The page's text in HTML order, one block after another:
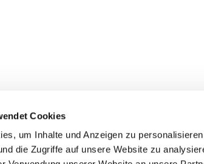
Cookies
um Inhalte und Anzeigen zu
die Zugriffe auf unsere Website zu